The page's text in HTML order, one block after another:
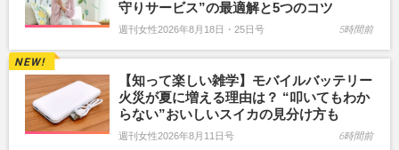
守りサービス”の最適解と5つのコツ
週刊女性2026年8月18日・25日号 5時間前
【知って楽しい雑学】モバイルバッテリー
火災が夏に増える理由は？ “叩いてもわか
らない”おいしいスイカの見分け方も
週刊女性2026年8月11日号 6時間前